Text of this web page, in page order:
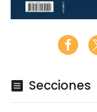
 Secciones